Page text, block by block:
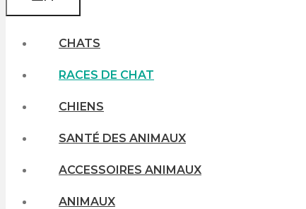
CHATS
RACES DE CHAT
CHIENS
SANTÉ DES ANIMAUX
ACCESSOIRES ANIMAUX
ANIMAUX